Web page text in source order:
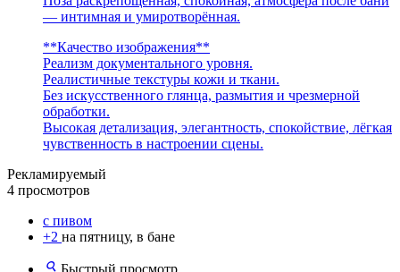
— интимная и умиротворённая.
**Качество изображения**
Реализм документального уровня.
Реалистичные текстуры кожи и ткани.
Без искусственного глянца, размытия и чрезмерной
обработки.
Высокая детализация, элегантность, спокойствие, лёгкая
чувственность в настроении сцены.
Рекламируемый
4 просмотров
с пивом
+2 на пятницу, в бане
Быстрый просмотр